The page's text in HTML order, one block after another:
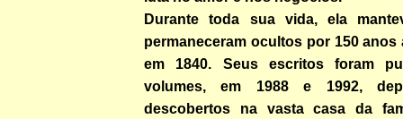
Durante toda sua vida, ela
permaneceram ocultos por 150 anos
em 1840. Seus escritos foram
volumes, em 1988 e 1992,
descobertos na vasta casa da